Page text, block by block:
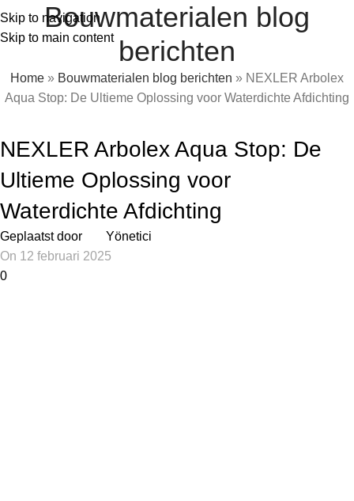
Skip to navigation
Skip to main content
Bouwmaterialen blog
berichten
Home » Bouwmaterialen blog berichten » NEXLER Arbolex
Aqua Stop: De Ultieme Oplossing voor Waterdichte Afdichting
NEXLER Arbolex Aqua Stop: De
Ultieme Oplossing voor
Waterdichte Afdichting
Geplaatst door
Yönetici
On 12 februari 2025
0
Snelle levering van bouwmaterialen in België & Nederland